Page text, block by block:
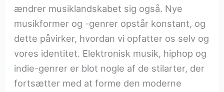
ændrer musiklandskabet sig også. Nye
musikformer og -genrer opstår konstant, og
dette påvirker, hvordan vi opfatter os selv og
vores identitet. Elektronisk musik, hiphop og
indie-genrer er blot nogle af de stilarter, der
fortsætter med at forme den moderne